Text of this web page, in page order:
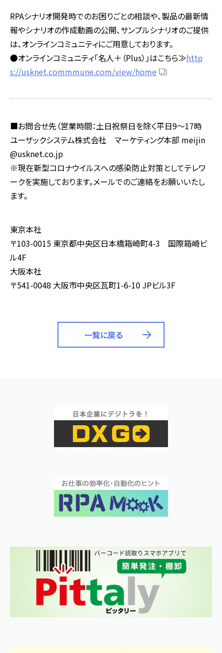
RPAシナリオ開発時でのお困りごとの相談や、製品の最新情
報やシナリオの作成動画の公開、サンプルシナリオのご提供
は、オンラインコミュニティにご用意しております。
●オンラインコミュニティ「名人＋（Plus）」はこちら≫http
s://usknet.commmune.com/view/home
■お問合せ先（営業時間：土日祝祭日を除く平日9～17時
ユーザックシステム株式会社 マーケティング本部 meijin
@usknet.co.jp
※現在新型コロナウイルスへの感染防止対策としてテレワ
ークを実施しております。メールでのご連絡をお願いいたし
ます。
東京本社
〒103-0015 東京都中央区日本橋箱崎町4-3 国際箱崎ビ
ル4F
大阪本社
〒541-0048 大阪市中央区瓦町1-6-10 JPビル3F
一覧に戻る